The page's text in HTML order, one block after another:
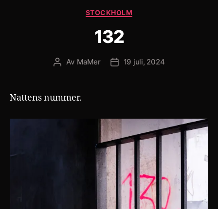
Kategorier
STOCKHOLM
132
Inläggsförfattare
Av MaMer Inläggsdatum
19 juli, 2024
Nattens nummer.